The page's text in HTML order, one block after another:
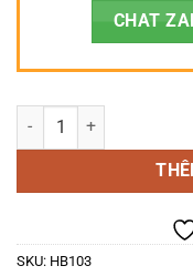
CHAT
Hoa Bó - HB103 số lượng
SKU: HB103